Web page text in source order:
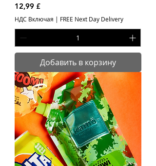
Цена
12,99 £
НДС Включая | FREE Next Day Delivery
Добавить в корзину